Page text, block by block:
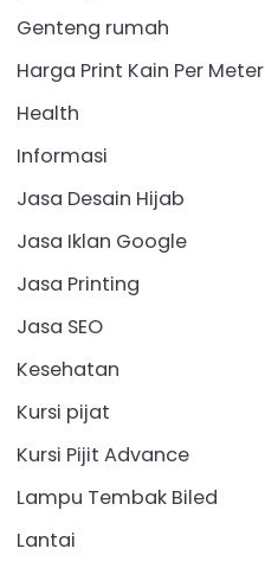
Genteng rumah
Harga Print Kain Per Meter
Health
Informasi
Jasa Desain Hijab
Jasa Iklan Google
Jasa Printing
Jasa SEO
Kesehatan
Kursi pijat
Kursi Pijit Advance
Lampu Tembak Biled
Lantai